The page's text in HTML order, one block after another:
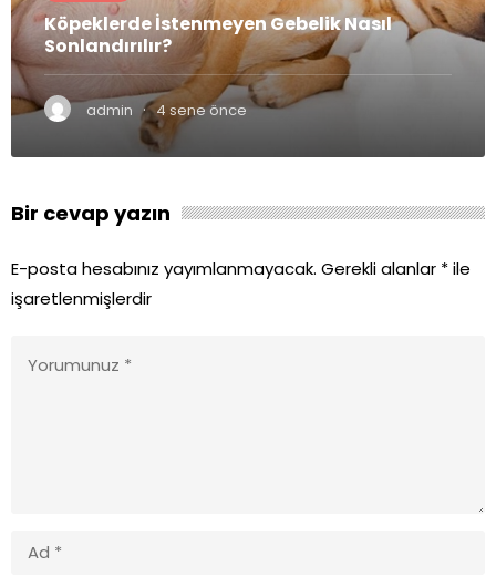
Köpeklerde İstenmeyen Gebelik Nasıl
Sonlandırılır?
admin · 4 sene önce
Bir cevap yazın
E-posta hesabınız yayımlanmayacak. Gerekli alanlar *ile
işaretlenmişlerdir